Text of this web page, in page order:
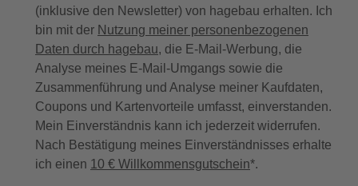
(inklusive den Newsletter) von hagebau erhalten. Ich
bin mit der Nutzung meiner personenbezogenen
Daten durch hagebau, die E-Mail-Werbung, die
Analyse meines E-Mail-Umgangs sowie die
Zusammenführung und Analyse meiner Kaufdaten,
Coupons und Kartenvorteile umfasst, einverstanden.
Mein Einverständnis kann ich jederzeit widerrufen.
Nach Bestätigung meines Einverständnisses erhalte
ich einen 10 € Willkommensgutschein*.